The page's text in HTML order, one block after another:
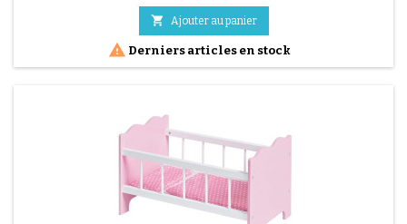
pour remplacer une coque accidentée ou fissurée. Réutilisez
votre housse d'origine pour une remise à...
 Ajouter au panier
 Derniers articles en stock